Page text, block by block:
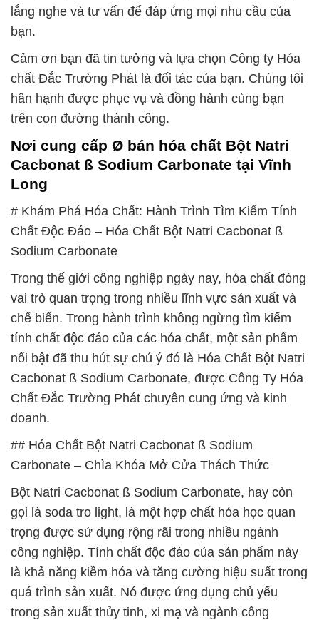
lắng nghe và tư vấn để đáp ứng mọi nhu cầu của
bạn.
Cảm ơn bạn đã tin tưởng và lựa chọn Công ty Hóa
chất Đắc Trường Phát là đối tác của bạn. Chúng tôi
hân hạnh được phục vụ và đồng hành cùng bạn
trên con đường thành công.
Nơi cung cấp Ø bán hóa chất Bột Natri
Cacbonat ß Sodium Carbonate tại Vĩnh
Long
# Khám Phá Hóa Chất: Hành Trình Tìm Kiếm Tính
Chất Độc Đáo – Hóa Chất Bột Natri Cacbonat ß
Sodium Carbonate
Trong thế giới công nghiệp ngày nay, hóa chất đóng
vai trò quan trọng trong nhiều lĩnh vực sản xuất và
chế biến. Trong hành trình không ngừng tìm kiếm
tính chất độc đáo của các hóa chất, một sản phẩm
nổi bật đã thu hút sự chú ý đó là Hóa Chất Bột Natri
Cacbonat ß Sodium Carbonate, được Công Ty Hóa
Chất Đắc Trường Phát chuyên cung ứng và kinh
doanh.
## Hóa Chất Bột Natri Cacbonat ß Sodium
Carbonate – Chìa Khóa Mở Cửa Thách Thức
Bột Natri Cacbonat ß Sodium Carbonate, hay còn
gọi là soda tro light, là một hợp chất hóa học quan
trọng được sử dụng rộng rãi trong nhiều ngành
công nghiệp. Tính chất độc đáo của sản phẩm này
là khả năng kiềm hóa và tăng cường hiệu suất trong
quá trình sản xuất. Nó được ứng dụng chủ yếu
trong sản xuất thủy tinh, xi mạ và ngành công